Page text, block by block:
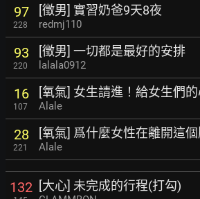
97
228
[徵男] 實習奶爸9天8夜
redmj110
93
220
[徵男] 一切都是最好的安排
lalala0912
16
107
[氧氣] 女生請進！給女生們
Alale
28
221
[氧氣] 爲什麼女性在離開這個
Alale
132 [大心] 未完成的行程(打勾)